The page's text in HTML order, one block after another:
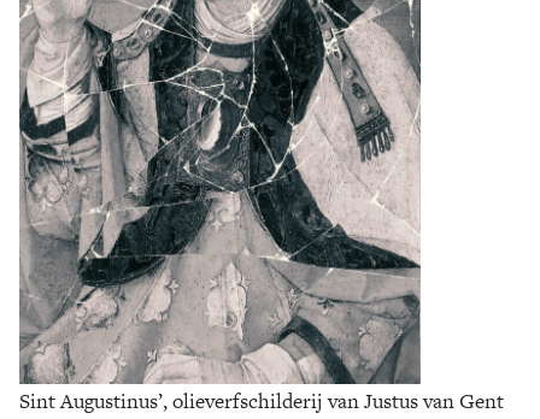
Sint Augustinus’, olieverfschilderij van Justus van Gent